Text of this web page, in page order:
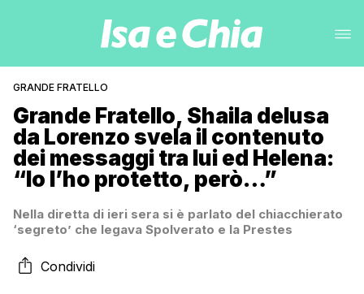
GRANDE FRATELLO
Grande Fratello, Shaila delusa
da Lorenzo svela il contenuto
dei messaggi tra lui ed Helena:
“Io l’ho protetto, però…”
Nella diretta di ieri sera si è parlato del chiacchierato
‘segreto’ che legava Spolverato e la Prestes
Condividi